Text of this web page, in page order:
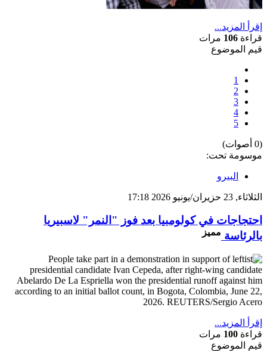
إقرأ المزيد...
قراءة 106 مرات
قيم الموضوع
1
2
3
4
5
(0 أصوات)
موسومة تحت:
البيرو
الثلاثاء, 23 حزيران/يونيو 2026 17:18
احتجاجات في كولومبيا بعد فوز "النمر" لاسبيريا
بالرئاسة مميز
إقرأ المزيد...
قراءة 100 مرات
قيم الموضوع